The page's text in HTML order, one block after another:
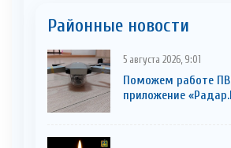
Районные новости
5 августа 2026, 9:01
Поможем работе
приложение